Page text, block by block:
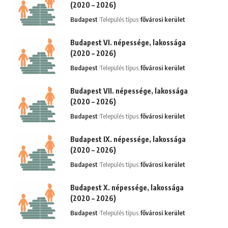
(2020 – 2026)
Budapest Település típus:fővárosi kerület
Budapest VI. népessége, lakossága
(2020 – 2026)
Budapest Település típus:fővárosi kerület
Budapest VII. népessége, lakossága
(2020 – 2026)
Budapest Település típus:fővárosi kerület
Budapest IX. népessége, lakossága
(2020 – 2026)
Budapest Település típus:fővárosi kerület
Budapest X. népessége, lakossága
(2020 – 2026)
Budapest Település típus:fővárosi kerület